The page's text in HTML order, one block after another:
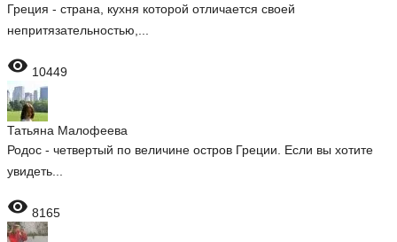
Греция - страна, кухня которой отличается своей
непритязательностью,...
 10449
Татьяна Малофеева
Родос - четвертый по величине остров Греции. Если вы хотите
увидеть...
 8165